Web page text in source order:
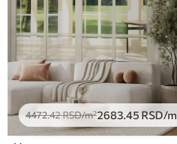
4472.42RSD/m²2683.45 RSD/